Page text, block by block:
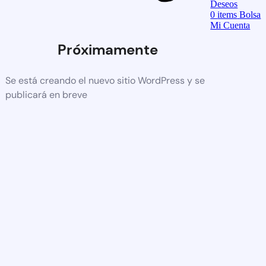
Próximamente
Se está creando el nuevo sitio WordPress y se
publicará en breve
Deseos
0items Bolsa
Mi Cuenta